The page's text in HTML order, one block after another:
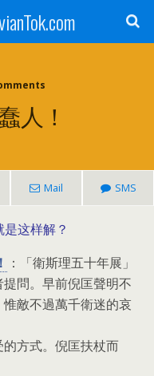
人！
Mail SMS
是这样解？
：「衛斯理五十年展」
問。早前倪匡聲明不
敵不過萬千衛迷的哀
方式。倪匡扶杖而